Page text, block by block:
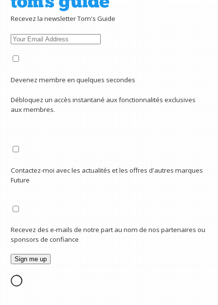
Recevez la newsletter Tom's Guide
Devenez membre en quelques secondes
Débloquez un accès instantané aux fonctionnalités exclusives
aux membres.
Contactez-moi avec les actualités et les offres d'autres marques
Future
Recevez des e-mails de notre part au nom de nos partenaires ou
sponsors de confiance